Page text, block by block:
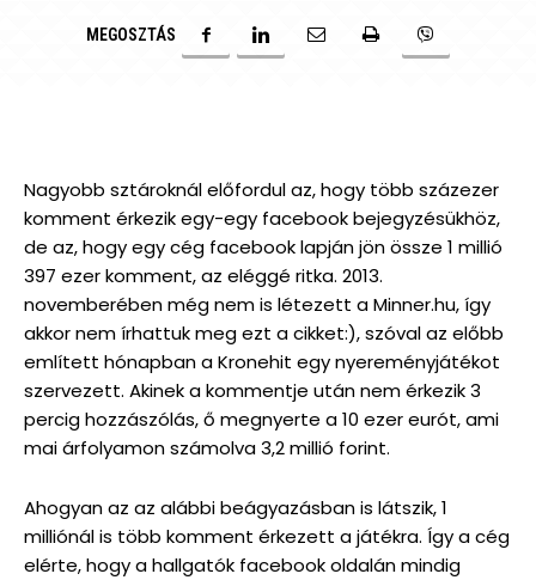
MEGOSZTÁS
Nagyobb sztároknál előfordul az, hogy több százezer
komment érkezik egy-egy facebook bejegyzésükhöz,
de az, hogy egy cég facebook lapján jön össze 1 millió
397 ezer komment, az eléggé ritka. 2013.
novemberében még nem is létezett a Minner.hu, így
akkor nem írhattuk meg ezt a cikket:), szóval az előbb
említett hónapban a Kronehit egy nyereményjátékot
szervezett. Akinek a kommentje után nem érkezik 3
percig hozzászólás, ő megnyerte a 10 ezer eurót, ami
mai árfolyamon számolva 3,2 millió forint.
Ahogyan az az alábbi beágyazásban is látszik, 1
milliónál is több komment érkezett a játékra. Így a cég
elérte, hogy a hallgatók facebook oldalán mindig